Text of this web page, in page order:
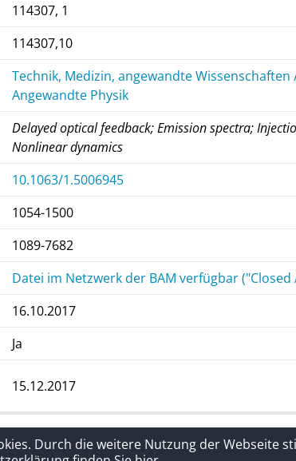
114307, 1
114307,10
Technik, Medizin, angewandte
Angewandte Physik
Delayed optical feedback; Emission spectra;
Nonlinear dynamics
10.1063/1.5006945
1054-1500
1089-7682
Datei im Netzwerk der BAM verfügbar ("Closed
16.10.2017
Ja
15.12.2017
SitelinksDurch die weitere Nutzung der Webseite